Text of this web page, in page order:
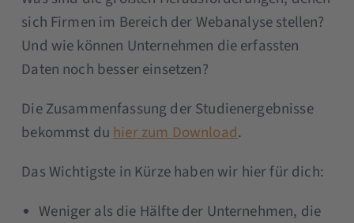
sich Firmen im Bereich der Webanalyse stellen?
Und wie können Unternehmen die erfassten
Daten noch besser einsetzen?
Die Zusammenfassung der Studienergebnisse
bekommst duhier zum Download.
Das Wichtigste in Kürze haben wir hier für dich:
Weniger als die Hälfte der Unternehmen, die